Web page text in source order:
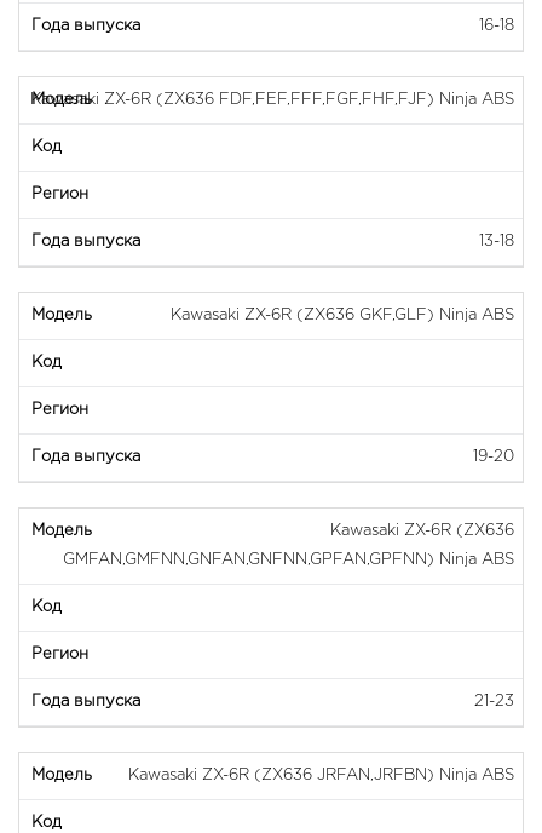
16-18
Kawasaki ZX-6R (ZX636 FDF,FEF,FFF,FGF,FHF,FJF) Ninja ABS
13-18
Kawasaki ZX-6R (ZX636 GKF,GLF) Ninja ABS
19-20
Kawasaki ZX-6R (ZX636
GMFAN,GMFNN,GNFAN,GNFNN,GPFAN,GPFNN) Ninja ABS
21-23
Kawasaki ZX-6R (ZX636 JRFAN,JRFBN) Ninja ABS